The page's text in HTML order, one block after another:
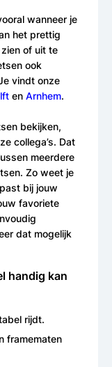
wanneer je
het prettig
of uit te
ook
vindt onze
en Arnhem.
bekijken,
collega’s. Dat
meerdere
Zo weet je
bij jouw
favoriete
dat mogelijk
handig kan
rijdt.
framematen